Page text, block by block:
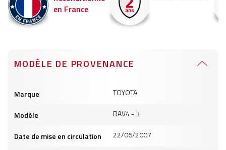
en France
MODÈLE DE PROVENANCE
produits
Marque TOYOTA
Modèle RAV4 - 3
Date de mise en circulation 22/06/2007